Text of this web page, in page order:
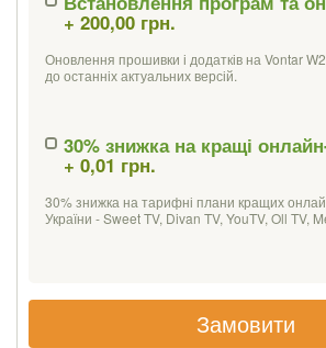
Якщо Ви знайдете товар
Ваш телефон
+ 200,00 грн.
Оновлення прошивки і додатків на Vontar
до останніх актуальних версій.
Мультимедійних:
Програвачі - MX-player, VLC;
Медіацентр - Kodi / XBMC;
Онлайн-відео - Netflix, MEGOGO,
ПО для перегляду IPTV (без списків
для роботи з PDF,
Tronsmart TSM-01 ми встановлюємо
30% знижка на кращі
+ 0,01 грн.
30% знижка на тарифні плани кращих
України - Sweet TV, Divan TV, YouTV, Oll TV,
Замовити